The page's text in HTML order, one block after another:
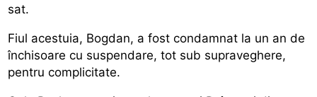
sat.
Fiul acestuia, Bogdan, a fost condamnat la un an de
închisoare cu suspendare, tot sub supraveghere,
pentru complicitate.